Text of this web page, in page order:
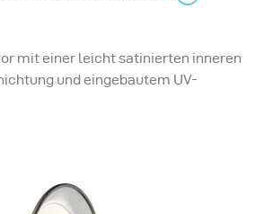
mit einer leicht satinierten inneren
und eingebautem UV-